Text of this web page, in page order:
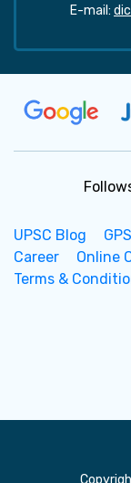
E-mail:
UPSC Blog
Career
Online
Terms &